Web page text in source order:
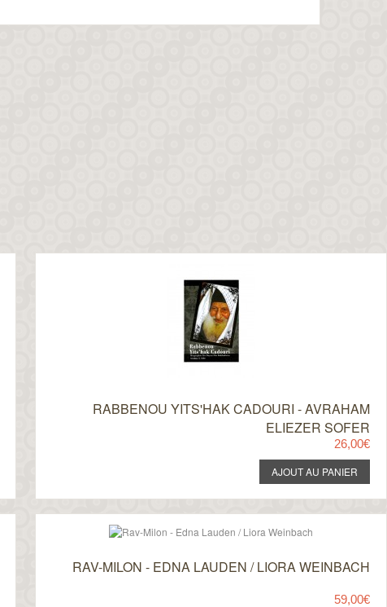
RABBENOU YITS'HAK CADOURI - AVRAHAM
ELIEZER SOFER
26,00€
RAV-MILON - EDNA LAUDEN / LIORA WEINBACH
59,00€